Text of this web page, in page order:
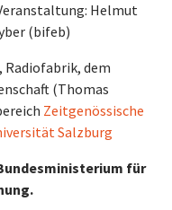
Helmut
(bifeb)
Radiofabrik, dem
(Thomas
Zeitgenössische
Salzburg
für